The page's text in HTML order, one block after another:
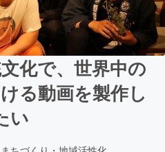
化で、世界中の
る動画を製作し
い